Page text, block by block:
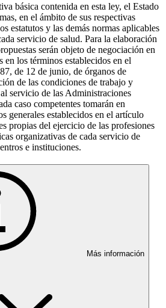
básica contenida en esta ley, el Estado
en el ámbito de sus respectivas
estatutos y las demás normas aplicables
servicio de salud. Para la elaboración
serán objeto de negociación en
en los términos establecidos en el
de 12 de junio, de órganos de
de las condiciones de trabajo y
servicio de las Administraciones
caso competentes tomarán en
generales establecidos en el artículo
propias del ejercicio de las profesiones
organizativas de cada servicio de
e instituciones.
Más información